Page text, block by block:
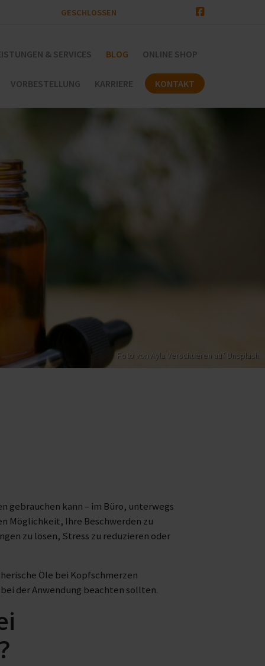
GESCHLOSSEN
& SERVICES BLOG ONLINE SHOP
VORBESTELLUNG KARRIERE KONTAKT
Foto von Ayla Verschueren auf Unsplash
gebrauchen kann – im Büro, unterwegs
Möglichkeit, Ihre Beschwerden zu
zu lösen, Stress zu reduzieren oder
Öle bei Kopfschmerzen
der Anwendung beachten sollten.